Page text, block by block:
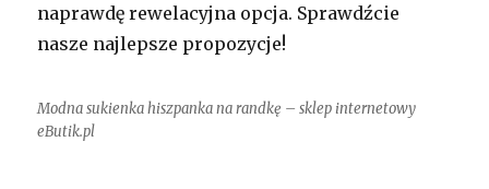
naprawdę rewelacyjna opcja. Sprawdźcie
nasze najlepsze propozycje!
Modna sukienka hiszpanka na randkę – sklep internetowy
eButik.pl